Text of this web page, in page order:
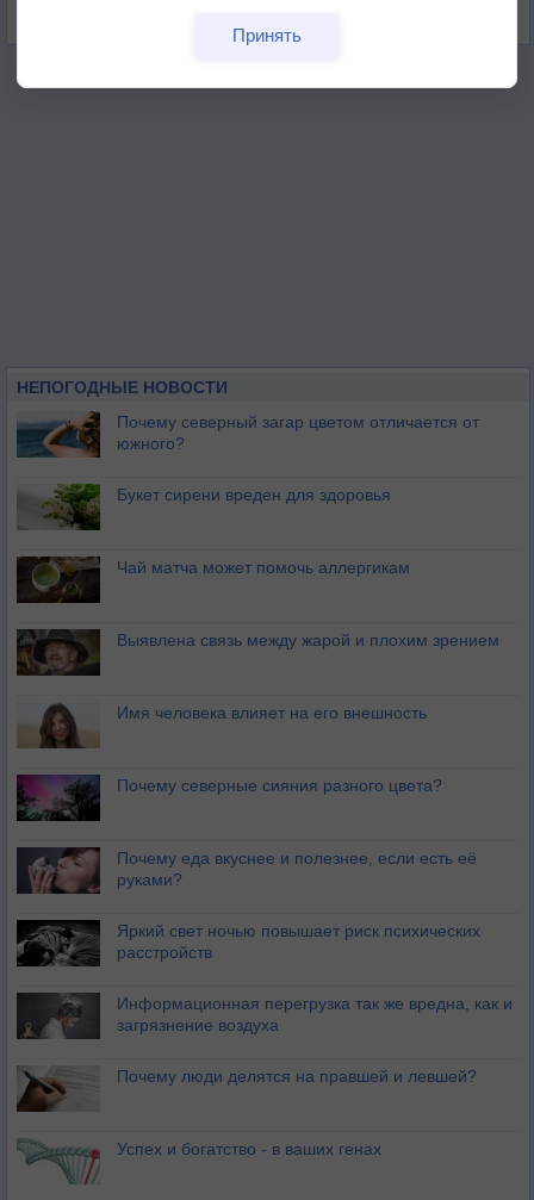
НЕПОГОДНЫЕ НОВОСТИ
Почему северный загар цветом отличается от
южного?
Букет сирени вреден для здоровья
Чай матча может помочь аллергикам
Выявлена связь между жарой и плохим зрением
Имя человека влияет на его внешность
Почему северные сияния разного цвета?
Почему еда вкуснее и полезнее, если есть её
руками?
Яркий свет ночью повышает риск психических
расстройств
Информационная перегрузка так же вредна, как и
загрязнение воздуха
Почему люди делятся на правшей и левшей?
Успех и богатство - в ваших генах
Принять